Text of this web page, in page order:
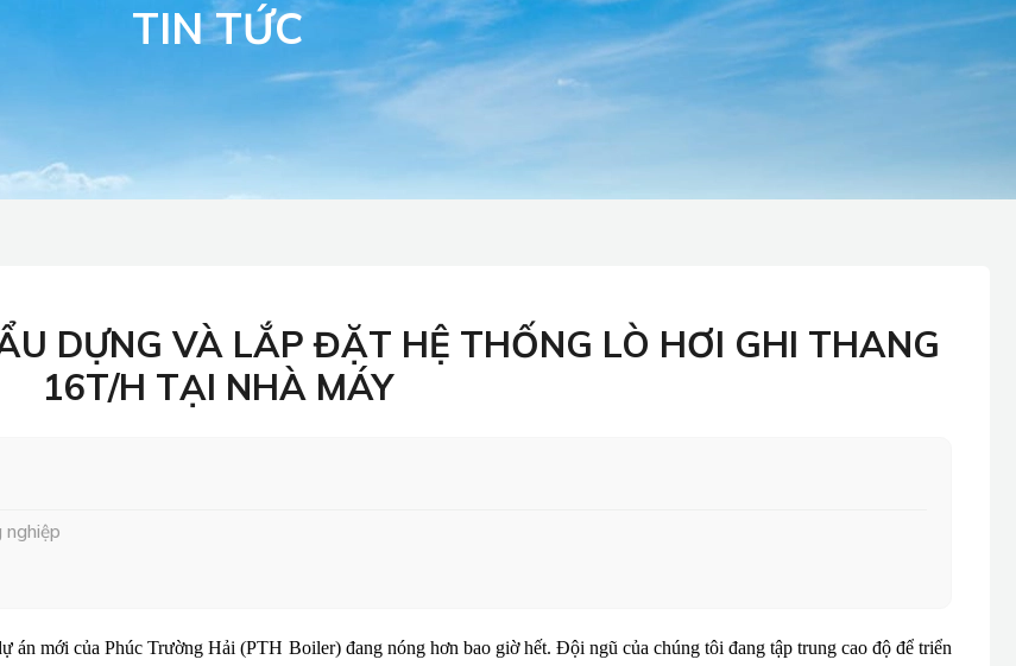
TIN TỨC
DỰNG VÀ LẮP ĐẶT HỆ THỐNG LÒ HƠI GHI THANG
16T/H TẠI NHÀ MÁY
nghiệp
mới của Phúc Trường Hải (PTH Boiler) đang nóng hơn bao giờ hết. Đội ngũ của chúng tôi đang tập trung cao độ để triển